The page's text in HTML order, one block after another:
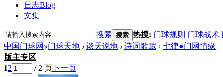
日志Blog
文集
搜索 搜索 热搜: 门球规则 门球战术
中国门球网 »门球天地 › 谈天说地 › 诗词歌赋 › 七律●门网情缘
版主专区
12 / 2 页下一页